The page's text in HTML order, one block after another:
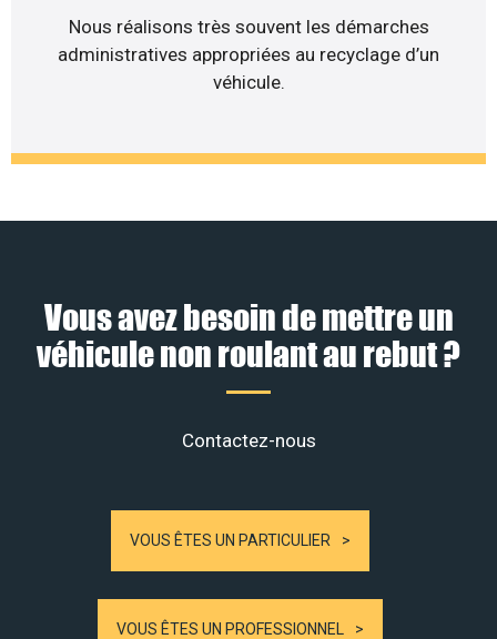
Nous réalisons très souvent les démarches
administratives appropriées au recyclage d’un
véhicule.
Vous avez besoin de mettre un
véhicule non roulant au rebut ?
Contactez-nous
VOUS ÊTES UN PARTICULIER
VOUS ÊTES UN PROFESSIONNEL